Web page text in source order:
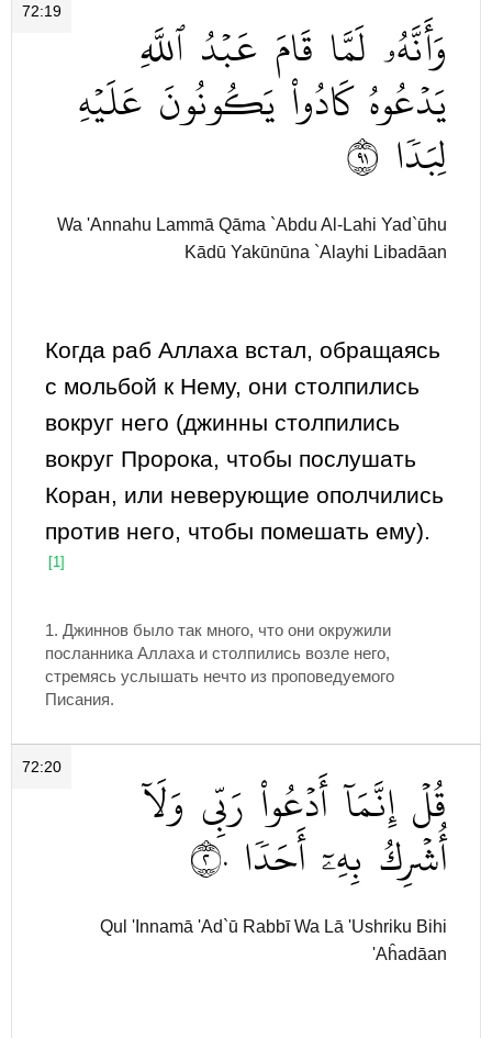
72:19 وَأَنَّهُۥ لَمَّا قَامَ عَبۡدُ ٱللَّهِ
يَدۡعُوهُ كَادُواْ يَكُونُونَ عَلَيۡهِ
لِبَدٗا ١٩
Wa 'Annahu Lammā Qāma `Abdu Al-Lahi Yad`ūhu
Kādū Yakūnūna `Alayhi Libadāan
Когда раб Аллаха встал, обращаясь
с мольбой к Нему, они столпились
вокруг него (джинны столпились
вокруг Пророка, чтобы послушать
Коран, или неверующие ополчились
против него, чтобы помешать ему).
[1]
1. Джиннов было так много, что они окружили
посланника Аллаха и столпились возле него,
стремясь услышать нечто из проповедуемого
Писания.
72:20 قُلۡ إِنَّمَآ أَدۡعُواْ رَبِّي وَلَآ
أُشۡرِكُ بِهِۦٓ أَحَدٗا ٢٠
Qul 'Innamā 'Ad`ū Rabbī Wa Lā 'Ushriku Bihi
'Aĥadāan